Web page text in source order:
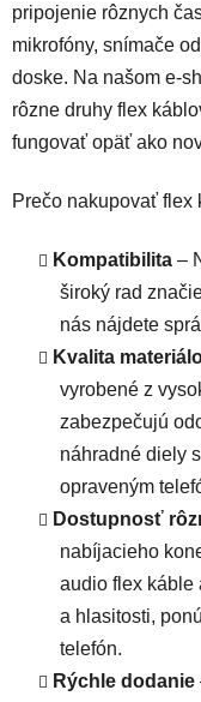
pripojenie rôznych
mikrofóny, snímače
doske. Na našom e-
rôzne druhy flex
fungovať opäť ako
Prečo nakupovať flex
Kompatibilita –
široký rad
nás nájdete
Kvalita
vyrobené z
zabezpečujú
náhradné diely
opraveným
Dostupnosť
nabíjacieho
audio flex káble
a hlasitosti,
telefón.
Rýchle dodanie